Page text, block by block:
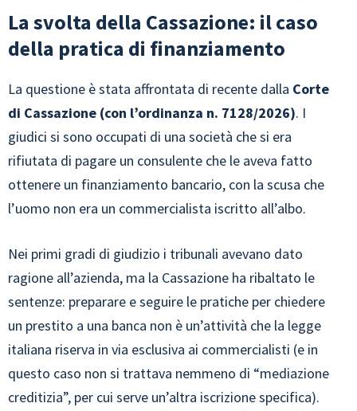
La svolta della Cassazione: il caso
della pratica di finanziamento
La questione è stata affrontata di recente dalla Corte
di Cassazione (con l’ordinanza n. 7128/2026). I
giudici si sono occupati di una società che si era
rifiutata di pagare un consulente che le aveva fatto
ottenere un finanziamento bancario, con la scusa che
l’uomo non era un commercialista iscritto all’albo.
Nei primi gradi di giudizio i tribunali avevano dato
ragione all’azienda, ma la Cassazione ha ribaltato le
sentenze: preparare e seguire le pratiche per chiedere
un prestito a una banca non è un’attività che la legge
italiana riserva in via esclusiva ai commercialisti (e in
questo caso non si trattava nemmeno di “mediazione
creditizia”, per cui serve un’altra iscrizione specifica).